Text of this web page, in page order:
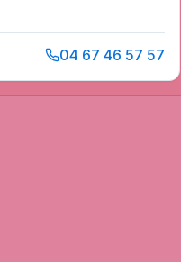
04 67 46 57 57